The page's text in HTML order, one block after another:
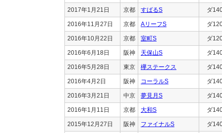
2017年1月21日 京都 すばるS ダ
2016年11月27日 京都 AリーフS ダ
2016年10月22日 京都 室町S ダ
2016年6月18日 阪神 天保山S ダ
2016年5月28日 東京 欅ステークス ダ
2016年4月2日 阪神 コーラルS ダ
2016年3月21日 中京 夢見月S ダ
2016年1月11日 京都 大和S ダ
2015年12月27日 阪神 ファイナルS ダ